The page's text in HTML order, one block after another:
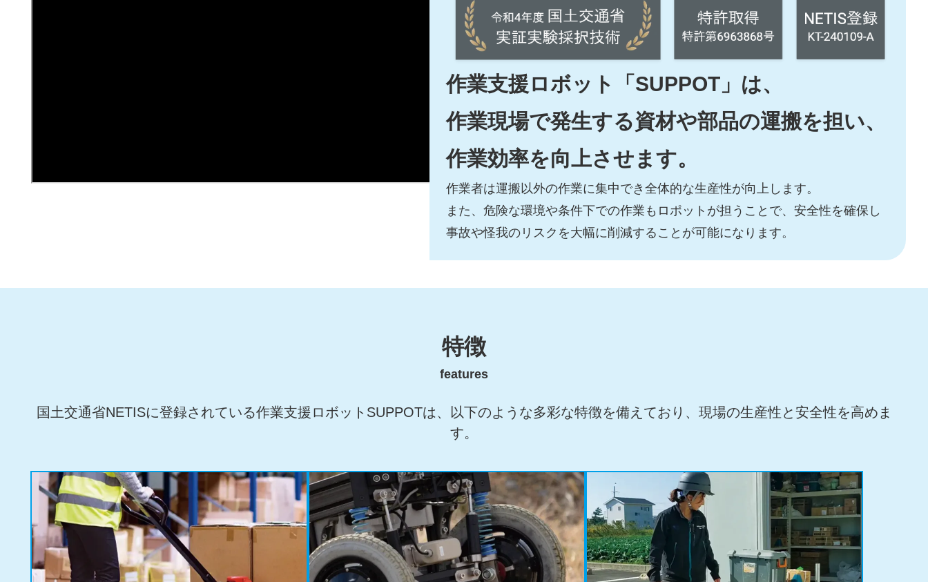
作業支援ロボット「SUPPOT」は、
作業現場で発生する資材や部品の運搬を担い、
作業効率を向上させます。
作業者は運搬以外の作業に集中でき全体的な生産性が向上します。
また、危険な環境や条件下での作業もロポットが担うことで、安全性を確保し
事故や怪我のリスクを大幅に削減することが可能になります。
特徴
features
国土交通省NETISに登録されている作業支援ロボットSUPPOTは、以下のような多彩な特徴を備えており、現場の生産性と安全性を高めま
す。